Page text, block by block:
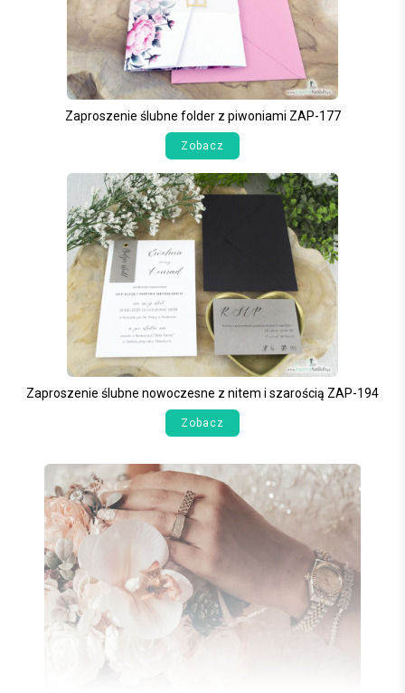
Zaproszenie ślubne folder z piwoniami ZAP-177
Zobacz
Zaproszenie ślubne nowoczesne z nitem i szarością ZAP-194
Zobacz